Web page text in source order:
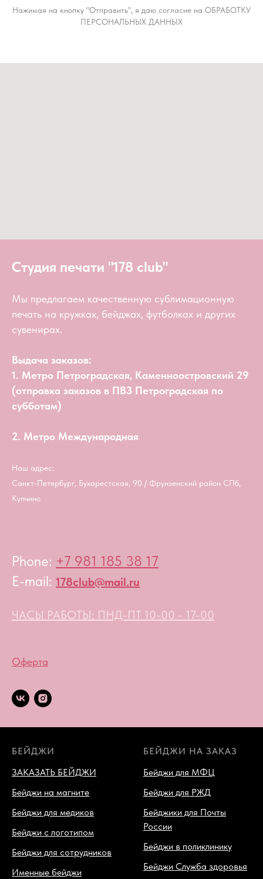
Нажимая на кнопку "Отправить", я даю согласие на ОБРАБОТКУ
ПЕРСОНАЛЬНЫХ ДАННЫХ
Студия печати "178 club"
Мы предлагаем качественную сублимационную
печать на кружках, бейджах, футболках и других
сувенирах.
Выдача заказов:
1. Метро Петроградская, Каменноостровский 29
(отправка заказов в ПВЗ Петроградская по
субботам)
2. Метро Международная
Наш адрес:
Санкт-Петербург, Бухарестская, 90 / Фрунзенский район СПб,
Купчино
Phone: +7 981 185 38 17
E-mail: 178club@mail.ru
ЧАСЫ РАБОТЫ: ПНД-ПТ 10-00 - 17-00
Оферта
БЕЙДЖИ
ЗАКАЗАТЬ БЕЙДЖИ
Бейджи на магните
Бейджи для медиков
Бейджи с логотипом
Бейджи для сотрудников
Именные бейджи
БЕЙДЖИ НА ЗАКАЗ
Бейджи для МФЦ
Бейджи для РЖД
Бейджики для Почты
России
Бейджи в поликлинику
Бейджи Служба здоровья